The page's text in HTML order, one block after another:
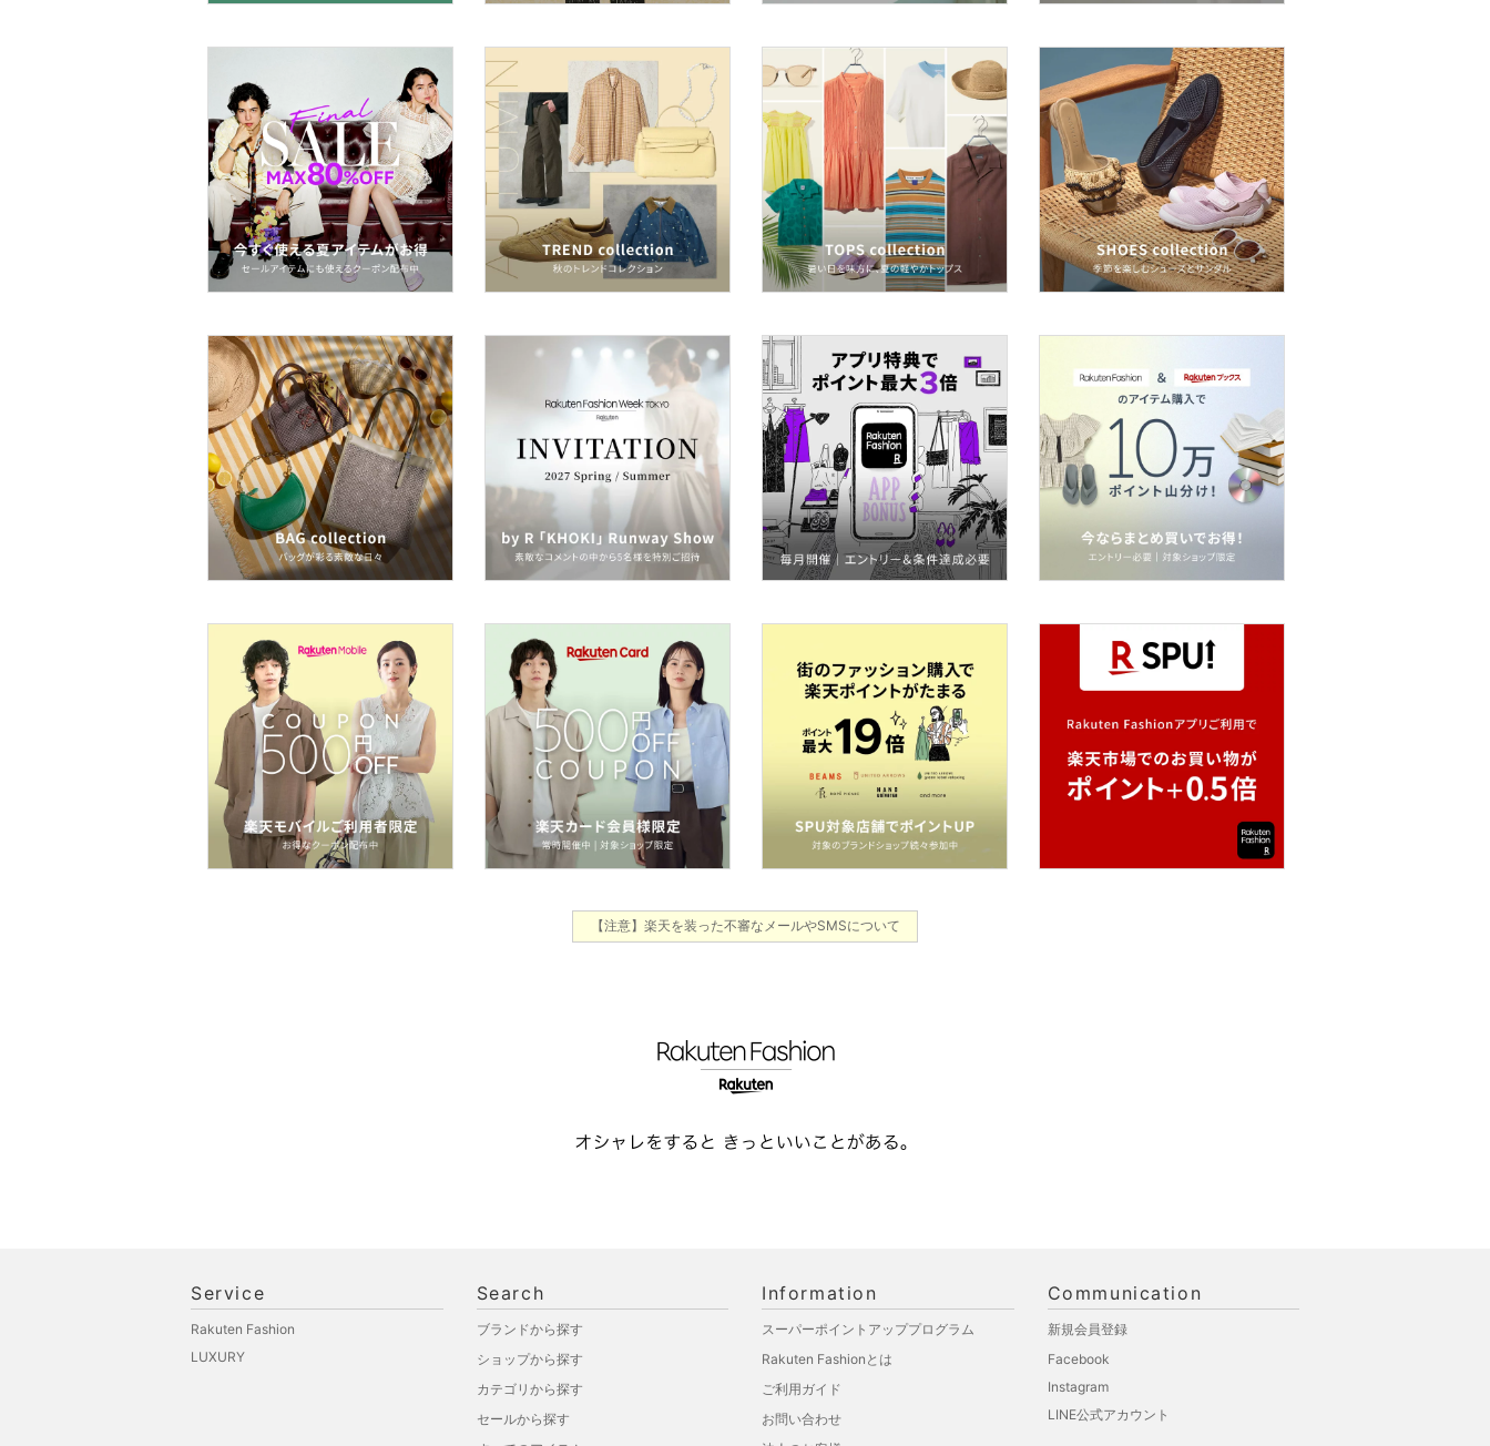
ヘアアクセサリー
ー用品
スーツ・フォーマル
水着・スイムグッズ
着物・浴衣・和装小物
スキンケア
ベースメイク
メイクアップ
ネイル
ボディケア・オーラルケ
ア
ヘアケア
フレグランス
メイク道具・美容器具
コフレ・キット・セット
食器・調理器具・キッチ
ン用品
インテリア・生活雑貨
【注意】楽天を装った不審なメールやSMSについて
Service
Rakuten Fashion
LUXURY
Search
ブランドから探す
ショップから探す
カテゴリから探す
セールから探す
Information
スーパーポイントアッププログラム
Rakuten Fashionとは
ご利用ガイド
お問い合わせ
Communication
新規会員登録
Facebook
Instagram
LINE公式アカウント